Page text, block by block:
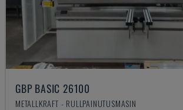
GBP BASIC 26100
METALLKRAFT - RULLPAINUTUSMASIN